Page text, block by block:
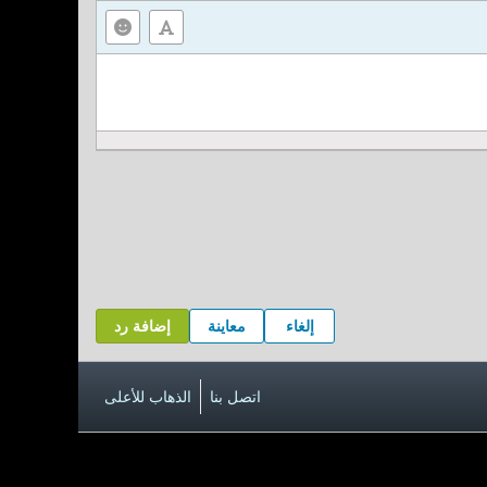
إضافة رد معاينة إلغاء
اتصل بنا الذهاب للأعلى